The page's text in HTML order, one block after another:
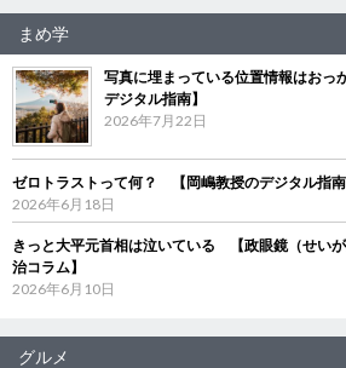
まめ学
写真に埋まっている位置情報はお
デジタル指南】
2026年7月22日
ゼロトラストって何？ 【岡嶋教授のデジタル指南
2026年6月18日
きっと大平元首相は泣いている 【政眼鏡（せい
治コラム】
2026年6月10日
グルメ